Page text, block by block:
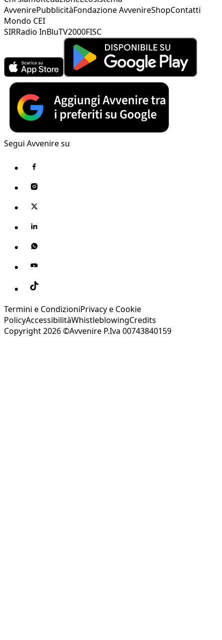
AvvenirePubblicitàFondazione AvvenireShopContatti
Mondo CEI
SIRRadio InBluTV2000FISC
Segui Avvenire su
Termini e CondizioniPrivacy e Cookie
PolicyAccessibilitàWhistleblowingCredits
Copyright 2026 ©Avvenire P.Iva 00743840159